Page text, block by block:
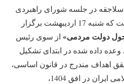
در جلسه شورای راهبردی
سازمان حفاظت محیط زیست که شنبه 17 اردیبهشت برگزار
دولت مردمی» از سوی رئیس
داده شده در ابتدای تشکیل
اهداف مندرج در قانون اساسی،
سند چشم انداز جمهوری اسلامی ایران در افق 1404،